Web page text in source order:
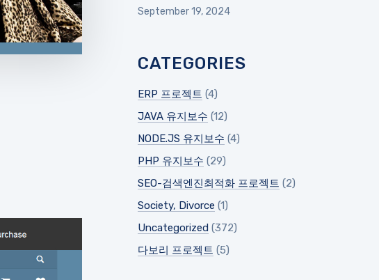
September 19, 2024
CATEGORIES
ERP 프로젝트 (4)
JAVA 유지보수 (12)
NODE.JS 유지보수 (4)
PHP 유지보수 (29)
SEO-검색엔진최적화 프로젝트 (2)
Society, Divorce (1)
Uncategorized (372)
다보리 프로젝트 (5)